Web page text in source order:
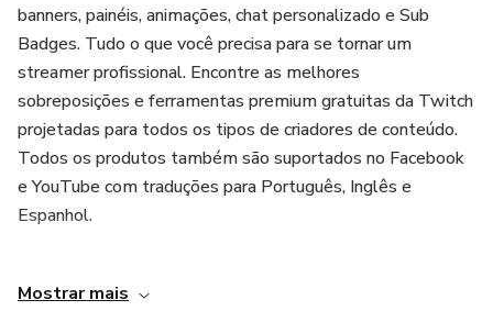
banners, painéis, animações, chat personalizado e Sub
Badges. Tudo o que você precisa para se tornar um
streamer profissional. Encontre as melhores
sobreposições e ferramentas premium gratuitas da Twitch
projetadas para todos os tipos de criadores de conteúdo.
Todos os produtos também são suportados no Facebook
e YouTube com traduções para Português, Inglês e
Espanhol.
https://vm.tiktok.com/ZM2jcmf38/
Mostrar mais